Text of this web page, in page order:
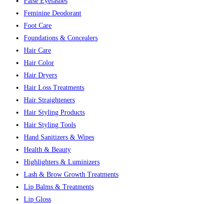
Feminine Deodorant
Foot Care
Foundations & Concealers
Hair Care
Hair Color
Hair Dryers
Hair Loss Treatments
Hair Straighteners
Hair Styling Products
Hair Styling Tools
Hand Sanitizers & Wipes
Health & Beauty
Highlighters & Luminizers
Lash & Brow Growth Treatments
Lip Balms & Treatments
Lip Gloss